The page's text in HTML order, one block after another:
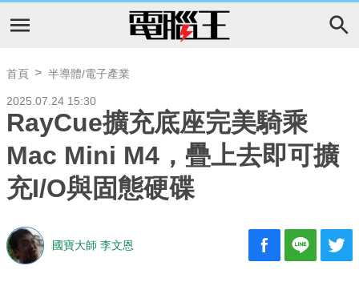
首頁 半導體/電子產業
2025.07.24 15:30
RayCue擴充底座完美騎乘
Mac Mini M4，疊上去即可擴
充I/O與固態硬碟
國寶大師 李文恩